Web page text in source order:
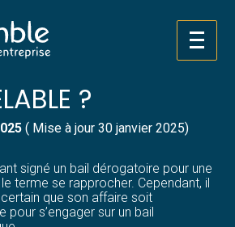
activité
humaines
documents
:
?
( Mise à jour 30 janvier 2025)
signé un bail dérogatoire pour une
terme se rapprocher. Cependant, il
que son affaire soit
s’engager sur un bail